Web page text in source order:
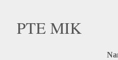
PTE MIK